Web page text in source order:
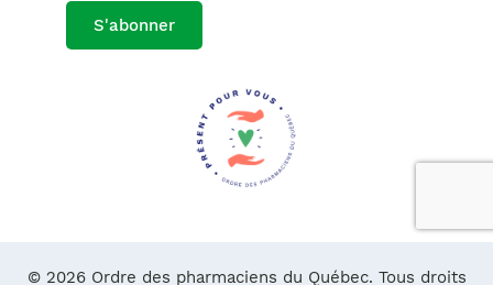
S'abonner
© 2026 Ordre des pharmaciens du Québec. Tous droits